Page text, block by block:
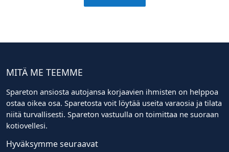
MITÄ ME TEEMME
Spareton ansiosta autojansa korjaavien ihmisten on helppoa
ostaa oikea osa. Sparetosta voit löytää useita varaosia ja tilata
niitä turvallisesti. Spareton vastuulla on toimittaa ne suoraan
kotiovellesi.
Hyväksymme seuraavat